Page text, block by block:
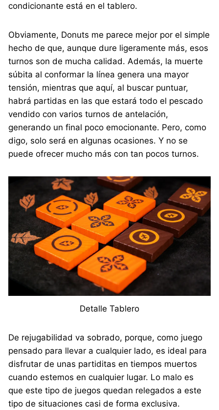
condicionante está en el tablero.
Obviamente, Donuts me parece mejor por el simple
hecho de que, aunque dure ligeramente más, esos
turnos son de mucha calidad. Además, la muerte
súbita al conformar la línea genera una mayor
tensión, mientras que aquí, al buscar puntuar,
habrá partidas en las que estará todo el pescado
vendido con varios turnos de antelación,
generando un final poco emocionante. Pero, como
digo, solo será en algunas ocasiones. Y no se
puede ofrecer mucho más con tan pocos turnos.
Detalle Tablero
De rejugabilidad va sobrado, porque, como juego
pensado para llevar a cualquier lado, es ideal para
disfrutar de unas partiditas en tiempos muertos
cuando estemos en cualquier lugar. Lo malo es
que este tipo de juegos quedan relegados a este
tipo de situaciones casi de forma exclusiva.